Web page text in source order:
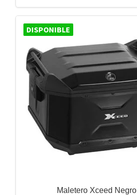
DISPONIBLE
Maletero Xceed Negro